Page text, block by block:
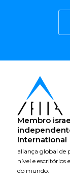
Membro
International
aliança global de
nível e escritórios
do mundo.